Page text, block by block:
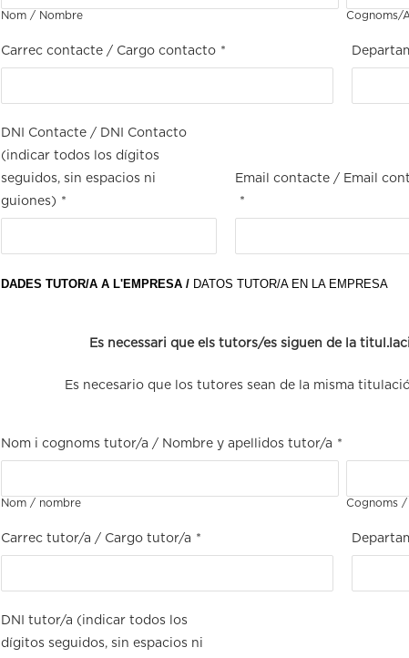
Nom / Nombre Cognoms/
Carrec contacte / Cargo contacto *
DNI Contacte / DNI Contacto
(indicar todos los dígitos
seguidos, sin espacios ni
guiones) *
Email contacte / Email
*
DADES TUTOR/A A L'EMPRESA / DATOS TUTOR/A EN LA EMPRESA
Es necessari que els tutors/es siguen de la
Es necesario que los tutores sean de la misma
Nom i cognoms tutor/a / Nombre y apellidos tutor/a *
Nom / nombre Cognoms
Carrec tutor/a / Cargo tutor/a *
DNI tutor/a (indicar todos los
dígitos seguidos, sin espacios ni